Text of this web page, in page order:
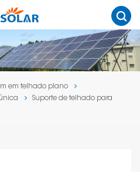
em telhado plano
Suporte de telhado para